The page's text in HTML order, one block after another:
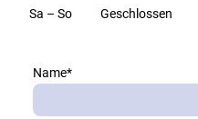
Sa – So Geschlossen
Name*